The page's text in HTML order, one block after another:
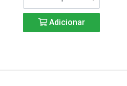
Adicionar